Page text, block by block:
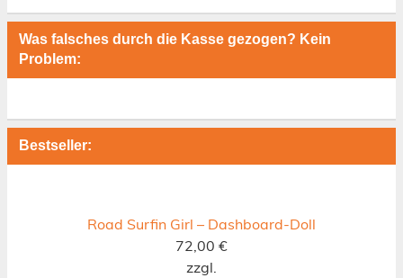
Was falsches durch die Kasse gezogen? Kein
Problem:
Bestseller:
Road Surfin Girl – Dashboard-Doll
72,00 €
zzgl.